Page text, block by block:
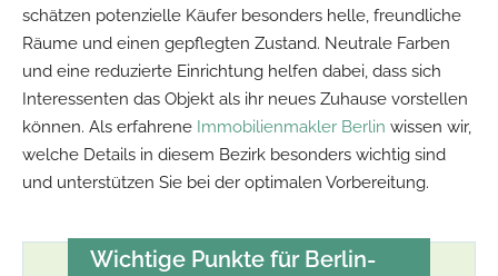
schätzen potenzielle Käufer besonders helle, freundliche
Räume und einen gepflegten Zustand. Neutrale Farben
und eine reduzierte Einrichtung helfen dabei, dass sich
Interessenten das Objekt als ihr neues Zuhause vorstellen
können. Als erfahrene Immobilienmakler Berlin wissen wir,
welche Details in diesem Bezirk besonders wichtig sind
und unterstützen Sie bei der optimalen Vorbereitung.
Wichtige Punkte für Berlin-